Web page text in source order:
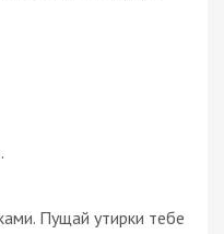
Пущай утирки тебе